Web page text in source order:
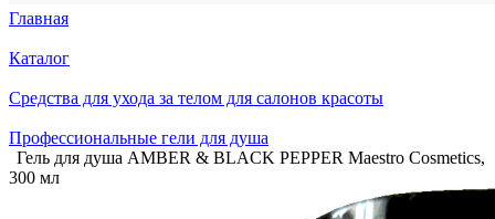
Главная
Каталог
Средства для ухода за телом для салонов красоты
Профессиональные гели для душа
Гель для душа AMBER & BLACK PEPPER Maestro Cosmetics,
300 мл